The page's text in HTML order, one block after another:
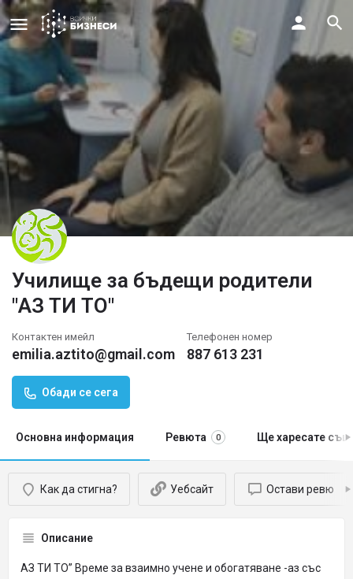
Училище за бъдещи родители
"АЗ ТИ ТО"
Контактен имейл
emilia.aztito@gmail.com
Телефонен номер
887 613 231
Обади се сега
Основна информация Ревюта 0 Ще харесате
Как да стигна? Уебсайт Остави ревю
Описание
АЗ ТИ ТО” Време за взаимно учене и обогатяване -аз със